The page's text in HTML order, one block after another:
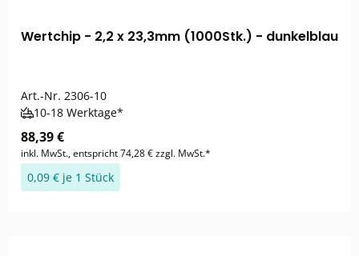
Wertchip - 2,2 x 23,3mm (1000Stk.) - dunkelblau
Art.-Nr. 2306-10
10-18 Werktage*
88,39 €
inkl. MwSt., entspricht 74,28 € zzgl. MwSt.*
0,09 € je 1 Stück